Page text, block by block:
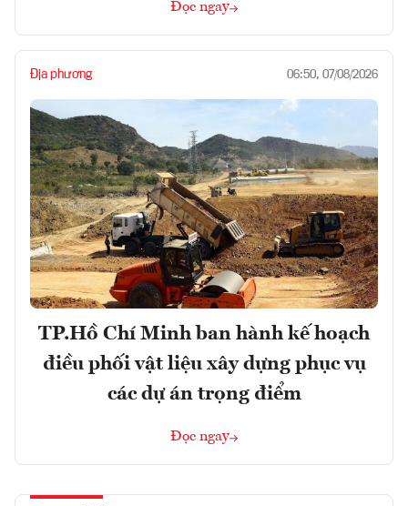
Đọc ngay
Địa phương 06:50, 07/08/2026
TP.Hồ Chí Minh ban hành kế hoạch
điều phối vật liệu xây dựng phục vụ
các dự án trọng điểm
Đọc ngay